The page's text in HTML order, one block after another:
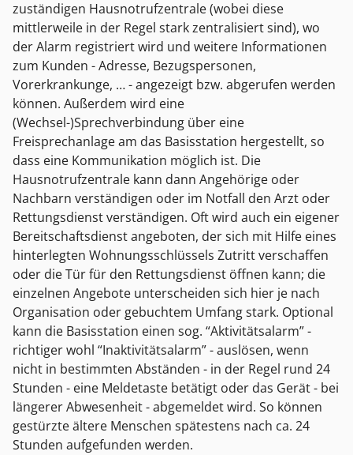
zuständigen Hausnotrufzentrale (wobei diese
mittlerweile in der Regel stark zentralisiert sind), wo
der Alarm registriert wird und weitere Informationen
zum Kunden - Adresse, Bezugspersonen,
Vorerkrankunge, … - angezeigt bzw. abgerufen werden
können. Außerdem wird eine
(Wechsel-)Sprechverbindung über eine
Freisprechanlage am das Basisstation hergestellt, so
dass eine Kommunikation möglich ist. Die
Hausnotrufzentrale kann dann Angehörige oder
Nachbarn verständigen oder im Notfall den Arzt oder
Rettungsdienst verständigen. Oft wird auch ein eigener
Bereitschaftsdienst angeboten, der sich mit Hilfe eines
hinterlegten Wohnungsschlüssels Zutritt verschaffen
oder die Tür für den Rettungsdienst öffnen kann; die
einzelnen Angebote unterscheiden sich hier je nach
Organisation oder gebuchtem Umfang stark. Optional
kann die Basisstation einen sog. “Aktivitätsalarm” -
richtiger wohl “Inaktivitätsalarm” - auslösen, wenn
nicht in bestimmten Abständen - in der Regel rund 24
Stunden - eine Meldetaste betätigt oder das Gerät - bei
längerer Abwesenheit - abgemeldet wird. So können
gestürzte ältere Menschen spätestens nach ca. 24
Stunden aufgefunden werden.